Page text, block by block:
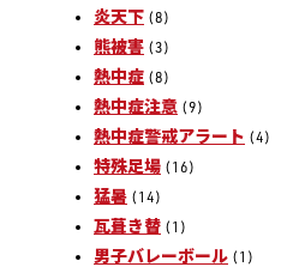
炎天下 (8)
熊被害 (3)
熱中症 (8)
熱中症注意 (9)
熱中症警戒アラート (4)
特殊足場 (16)
猛暑 (14)
瓦葺き替 (1)
男子バレーボール (1)